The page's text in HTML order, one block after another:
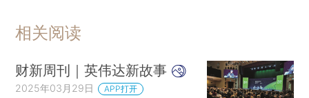
相关阅读
财新周刊｜英伟达新故事
2025年03月29日 APP打开